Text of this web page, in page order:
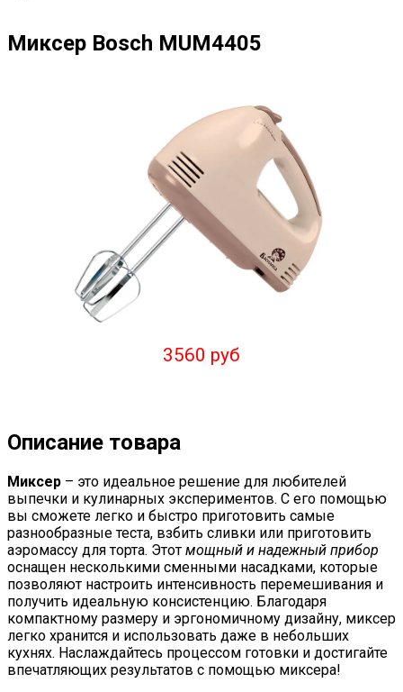
Миксер Bosch MUM4405
3560 руб
Описание товара
Миксер – это идеальное решение для любителей
выпечки и кулинарных экспериментов. С его помощью
вы сможете легко и быстро приготовить самые
разнообразные теста, взбить сливки или приготовить
аэромассу для торта. Этот мощный и надежный прибор
оснащен несколькими сменными насадками, которые
позволяют настроить интенсивность перемешивания и
получить идеальную консистенцию. Благодаря
компактному размеру и эргономичному дизайну, миксер
легко хранится и использовать даже в небольших
кухнях. Наслаждайтесь процессом готовки и достигайте
впечатляющих результатов с помощью миксера!